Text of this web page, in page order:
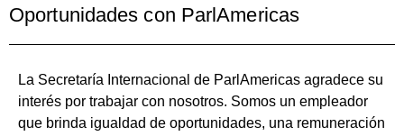
Oportunidades con ParlAmericas
La Secretaría Internacional de ParlAmericas agradece su
interés por trabajar con nosotros. Somos un empleador
que brinda igualdad de oportunidades, una remuneración